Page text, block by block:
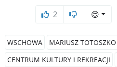
2 😊
WSCHOWA MARIUSZ TOTOSZKO
CENTRUM KULTURY I REKREACJI